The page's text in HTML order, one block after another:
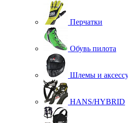
Перчатки
Обувь пилота
Шлемы и
HANS/HYBRID